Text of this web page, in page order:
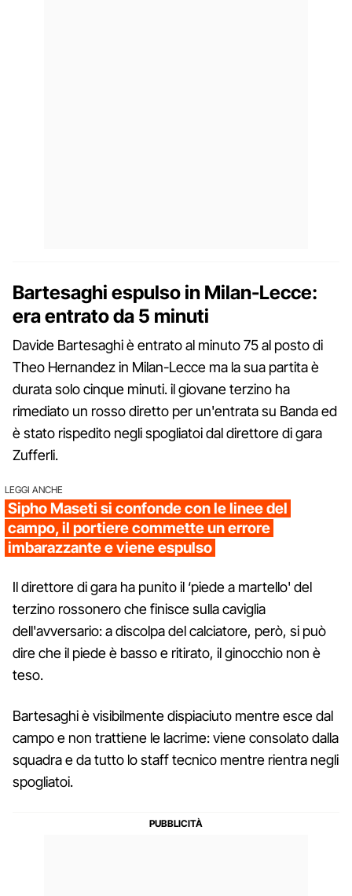
Bartesaghi espulso in Milan-Lecce:
era entrato da 5 minuti
Davide Bartesaghi è entrato al minuto 75 al posto di
Theo Hernandez in Milan-Lecce ma la sua partita è
durata solo cinque minuti. il giovane terzino ha
rimediato un rosso diretto per un'entrata su Banda ed
è stato rispedito negli spogliatoi dal direttore di gara
Zufferli.
LEGGI ANCHE
Sipho Maseti si confonde con le linee del
campo, il portiere commette un errore
imbarazzante e viene espulso
Il direttore di gara ha punito il ‘piede a martello' del
terzino rossonero che finisce sulla caviglia
dell'avversario: a discolpa del calciatore, però, si può
dire che il piede è basso e ritirato, il ginocchio non è
teso.
Bartesaghi è visibilmente dispiaciuto mentre esce dal
campo e non trattiene le lacrime: viene consolato dalla
squadra e da tutto lo staff tecnico mentre rientra negli
spogliatoi.